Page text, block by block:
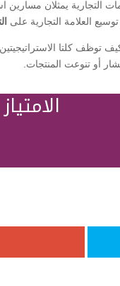
التجارية يمثلان
العلامة التجارية على
توظف كلتا
أو تنوعت المنتجات.